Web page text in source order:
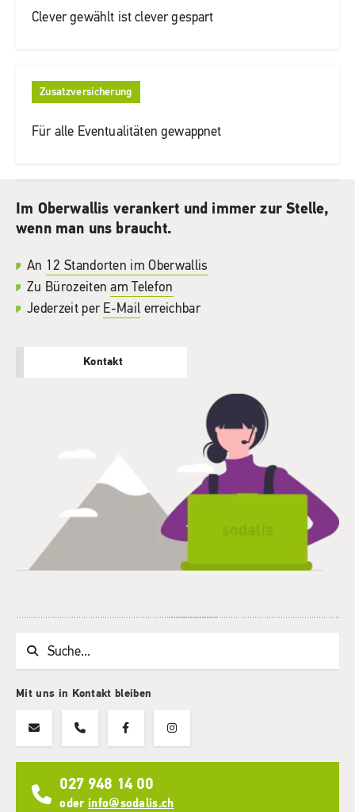
Clever gewählt ist clever gespart
Für alle Eventualitäten gewappnet
Zusatzversicherung
Im Oberwallis verankert und immer zur Stelle,
wenn man uns braucht.
An 12 Standorten im Oberwallis
Zu Bürozeitenam Telefon
Jederzeit per E-Mail erreichbar
Kontakt
Suchwort
Mit uns in Kontakt bleiben
027 948 14 00
oder info@sodalis.ch